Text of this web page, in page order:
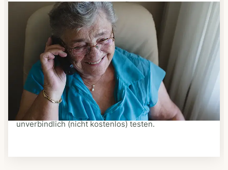
Schritt 3
Bestellen & liefern lassen
Suchen Sie sich aus dem Speiseplan Ihres Anbieters
aus, was Ihnen schmeckt. Bestellen Sie telefonisch,
schriftlich oder im Online-Shop Ihres Anbieters.
Ein Kurier liefert Ihnen das bestellte Essen zum
vereinbarten Zeitpunkt nach Hause. Bei vielen
Anbietern können Sie Essen auf Rädern auch
unverbindlich (nicht kostenlos) testen.